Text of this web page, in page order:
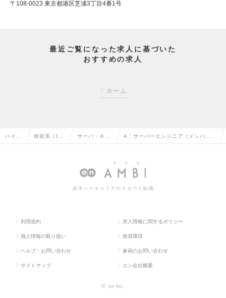
〒108-0023 東京都港区芝浦3丁目4番1号
最近ご覧になった求人に基づいた
おすすめの求人
ホーム
ハイク 技術系（I サーバ・ネッ
ジニアの転職
A：サーバーエンジニア（メンバー
神奈川県、東京都＞の求人情報
若手ハイキャリアのスカウト転職
利用規約 求人情報に関するポリシー
個人情報の取り扱い 推奨環境
ヘルプ・お問い合わせ 参画のお問い合わせ
サイトマップ エン会社概要
© en Inc.